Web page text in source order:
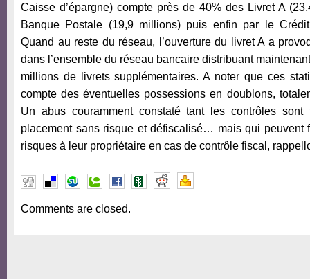
Caisse d’épargne) compte près de 40% des Livret A
Banque Postale (19,9 millions) puis enfin par le
Quand au reste du réseau, l’ouverture du livret A a
dans l’ensemble du réseau bancaire distribuant
millions de livrets supplémentaires. A noter que ces
compte des éventuelles possessions en doublons,
Un abus couramment constaté tant les contrôles
placement sans risque et défiscalisé… mais qui peuvent
risques à leur propriétaire en cas de contrôle fiscal,
Comments are closed.